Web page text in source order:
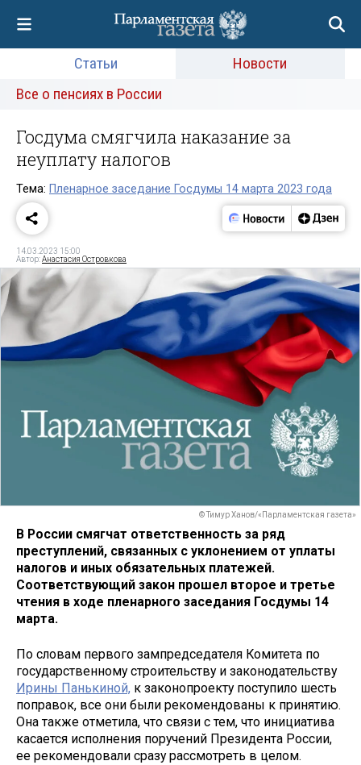
Статьи
Новости
Все о пенсиях в России
Госдума смягчила наказание за
неуплату налогов
Тема: Пленарное заседание Госдумы 14 марта 2023 года
14.03.2023 15:00
Автор:Анастасия Островкова
© Тимур Ханов/«Парламентская газета»
В России смягчат ответственность за ряд
преступлений, связанных с уклонением от уплаты
налогов и иных обязательных платежей.
Соответствующий закон прошел второе и третье
чтения в ходе пленарного заседания Госдумы 14
марта.
По словам первого зампредседателя Комитета по
государственному строительству и законодательству
Ирины Панькиной, к законопроекту поступило шесть
поправок, все они были рекомендованы к принятию.
Она также отметила, что связи с тем, что инициатива
касается исполнения поручений Президента России,
ее рекомендовали сразу рассмотреть в целом.